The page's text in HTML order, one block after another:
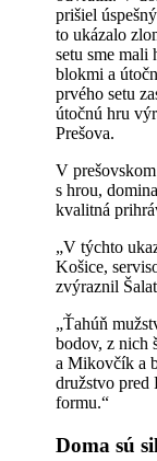
prišiel
to ukázalo
setu sme mali
blokmi a
prvého setu
útočnú hru
Prešova.
V
s hrou,
kvalitná
„V týchto
Košice,
zvýraznil
„Ťahúň
bodov, z nich
a Mikovčík a
družstvo pred
formu.“
Doma sú